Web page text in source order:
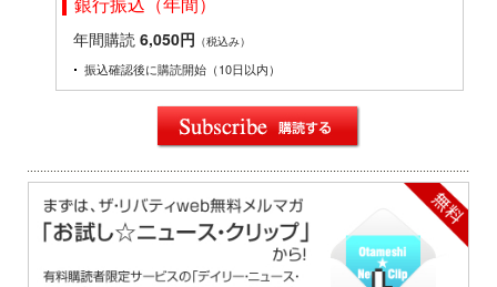
年間購読 6,050円 （税込み）
振込確認後に購読開始（10日以内）